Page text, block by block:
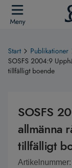
Meny
Start
Publikationer
SOSFS 2004:9
tillfälligt boende
SOSFS
allmänna
tillfälligt